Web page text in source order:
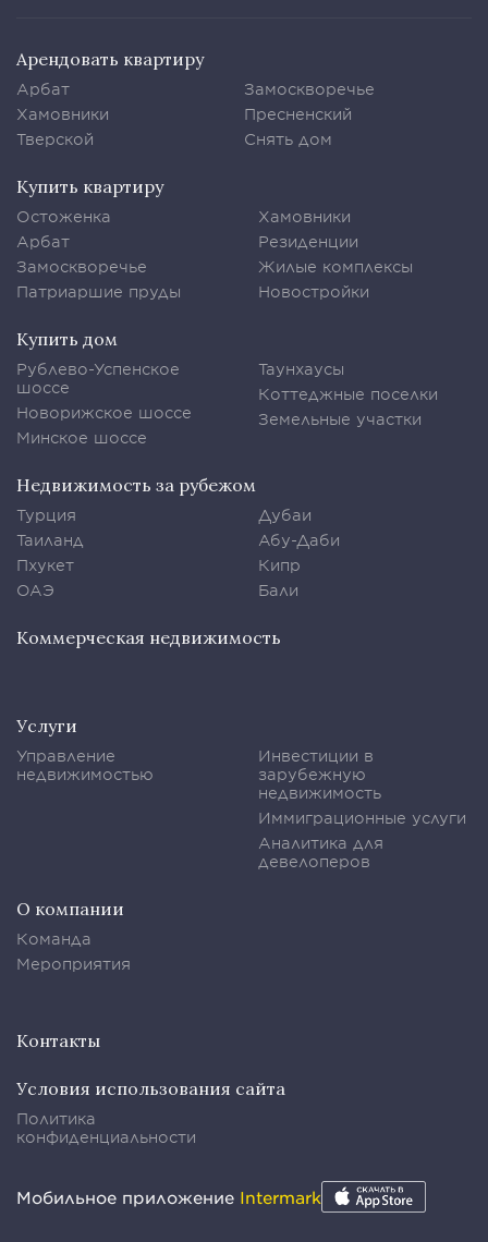
Арендовать квартиру
Арбат
Хамовники
Тверской
Замоскворечье
Пресненский
Снять дом
Купить квартиру
Остоженка
Арбат
Замоскворечье
Патриаршие пруды
Хамовники
Резиденции
Жилые комплексы
Новостройки
Купить дом
Рублево-Успенское
шоссе
Новорижское шоссе
Минское шоссе
Таунхаусы
Коттеджные поселки
Земельные участки
Недвижимость за рубежом
Турция
Таиланд
Пхукет
ОАЭ
Дубаи
Абу-Даби
Кипр
Бали
Коммерческая недвижимость
Услуги
Управление
недвижимостью
Инвестиции в
зарубежную
недвижимость
Иммиграционные услуги
Аналитика для
девелоперов
О компании
Команда
Мероприятия
Контакты
Условия использования сайта
Политика
конфиденциальности
Мобильное приложение Intermark